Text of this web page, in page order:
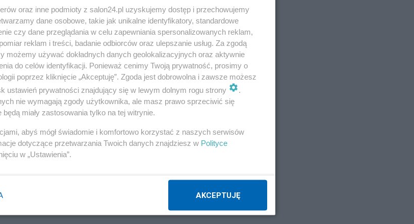
oraz inne podmioty z salon24.pl uzyskujemy dostęp i przechowujemy
dane osobowe, takie jak unikalne identyfikatory, standardowe
czy dane przeglądania w celu zapewniania spersonalizowanych reklam,
reklam i treści, badanie odbiorców oraz ulepszanie usług. Za zgodą
możemy używać dokładnych danych geolokalizacyjnych oraz aktywnie
do celów identyfikacji. Ponieważ cenimy Twoją prywatność, prosimy o
poprzez kliknięcie „Akceptuję”. Zgoda jest dobrowolna i zawsze możesz
ustawień prywatności znajdujący się w lewym dolnym rogu strony
.
nie wymagają zgody użytkownika, ale masz prawo sprzeciwić się
miały zastosowania tylko na tej witrynie.
abyś mógł świadomie i komfortowo korzystać z naszych serwisów
dotyczące przetwarzania Twoich danych znajdziesz w Polityce
w „Ustawienia”.
AKCEPTUJĘ